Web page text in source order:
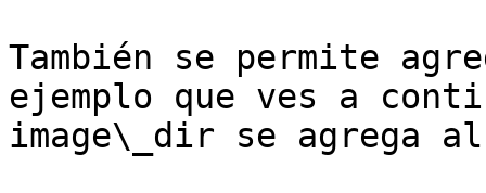
También se permite
ejemplo que ves a
image\_dir se agrega